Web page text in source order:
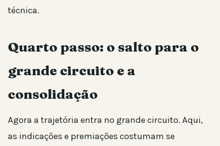
técnica.
Quarto passo: o salto para o
grande circuito e a
consolidação
Agora a trajetória entra no grande circuito. Aqui,
as indicações e premiações costumam se